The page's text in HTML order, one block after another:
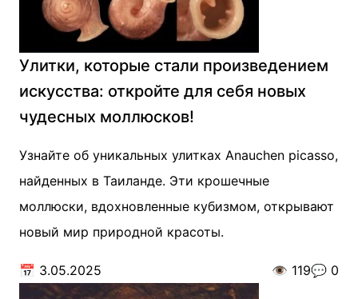
Улитки, которые стали произведением
искусства: откройте для себя новых
чудесных моллюсков!
Узнайте об уникальных улитках Anauchen picasso,
найденных в Таиланде. Эти крошечные
моллюски, вдохновленные кубизмом, открывают
новый мир природной красоты.
📅 3.05.2025 👁️ 119💬 0